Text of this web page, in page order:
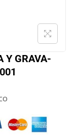
Y GRAVA-